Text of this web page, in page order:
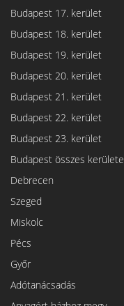
Budapest 17. kerület
Budapest 18. kerület
Budapest 19. kerület
Budapest 20. kerület
Budapest 21. kerület
Budapest 22. kerület
Budapest 23. kerület
Budapest összes kerülete
Debrecen
Szeged
Miskolc
Pécs
Győr
Adótanácsadás